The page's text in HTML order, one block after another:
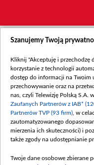
Szanujemy Twoją
Kliknij "Akceptuję i przechodzę
korzystanie z technologii
dostęp do informacji na Twoim
przechowywanie oraz na
nas, czyli Telewizję Polską S.A.
Zaufanych Partnerów z IAB*
Partnerów TVP (93 firm) , w
zautomatyzowanego
mierzenia ich skuteczności) i
także zgody na udostępnianie
Twoje dane osobowe zbierane